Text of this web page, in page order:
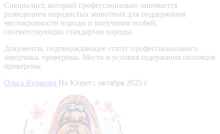
Специалист, который профессионально занимается
разведением породистых животных для поддержания
чистокровности породы и получения особей,
соответствующих стандартам породы.
Документы, подтверждающие статус профессионального
заводчика, проверены. Место и условия содержания питомцев
проверены
Ольга Кулакова На Kinpet c октября 2025 г.